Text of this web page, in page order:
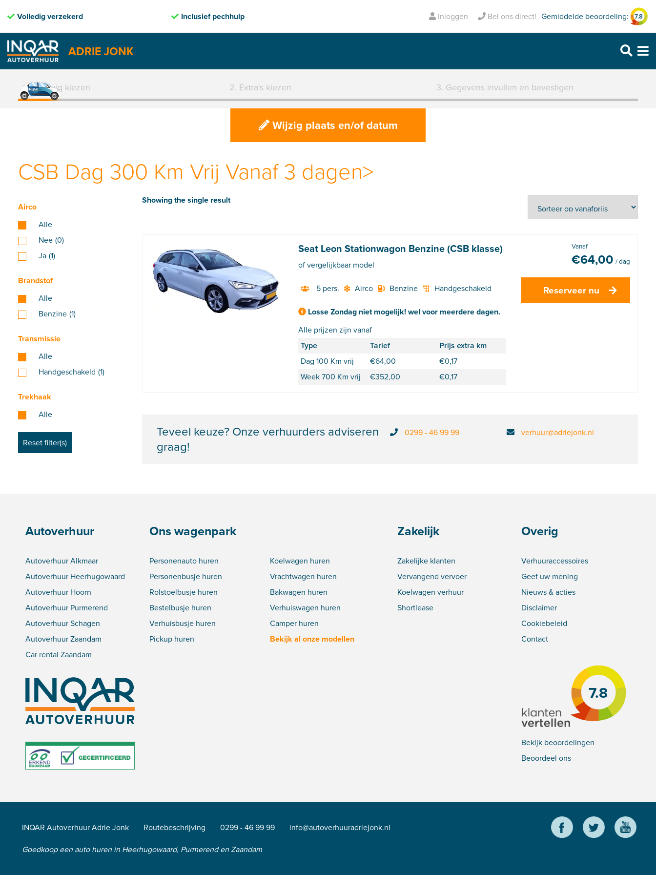
Volledig verzekerd Inclusief pechhulp Volledig verzekerd
Inloggen
Bel ons direct!
Purmerend: 0299 – 469 999
Gemiddelde beoordeling: 7.8
ADRIE JONK
Skip
content1. Voertuig kiezen 2. Extra's kiezen 3. Gegevens invullen en bevestigen
Wijzig plaats en/of datum
CSB Dag 300 Km Vrij Vanaf 3 dagen>
Airco
Alle
Nee (0)
Ja (1)
Brandstof
Alle
Benzine (1)
Transmissie
Alle
Handgeschakeld (1)
Trekhaak
Alle
Showing the single result
Seat Leon Stationwagon Benzine (CSB klasse)
of vergelijkbaar model
5 pers. Airco Benzine Handgeschakeld
Losse Zondag niet mogelijk! wel voor meerdere dagen.
Alle prijzen zijn vanaf
Type
Tarief
Prijs extra km
Dag 100 Km vrij
€64,00 €0,17
Week 700 Km vrij
€352,00 €0,17
Vanaf
€64,00 / dag
Reserveer nu
Teveel keuze? Onze verhuurders adviseren
graag!
0299 - 46 99 99 verhuur@adriejonk.nl
Autoverhuur
Autoverhuur Alkmaar
Autoverhuur Heerhugowaard
Autoverhuur Hoorn
Autoverhuur Purmerend
Autoverhuur Schagen
Autoverhuur Zaandam
Car rental Zaandam
Ons wagenpark
Personenauto huren
Personenbusje huren
Rolstoelbusje huren
Bestelbusje huren
Verhuisbusje huren
Pickup huren
Koelwagen huren
Vrachtwagen huren
Bakwagen huren
Verhuiswagen huren
Camper huren
Bekijk al onze modellen
Zakelijk
Zakelijke klanten
Vervangend vervoer
Koelwagen verhuur
Shortlease
Overig
Verhuuraccessoires
Geef uw mening
Nieuws & acties
Disclaimer
Cookiebeleid
Contact
7.8
Bekijk beoordelingen
Beoordeel ons
INQAR Autoverhuur Adrie Jonk Routebeschrijving 0299 - 46 99 99
info@autoverhuuradriejonk.nl
Goedkoop een auto huren in Heerhugowaard, Purmerend en Zaandam